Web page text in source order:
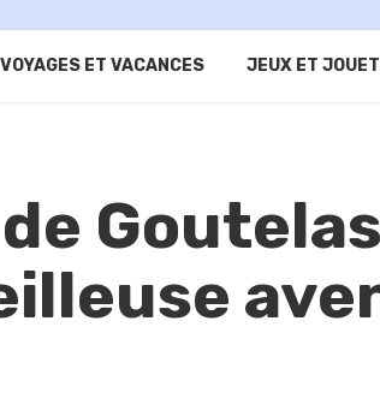
VOYAGES ET VACANCES JEUX ET